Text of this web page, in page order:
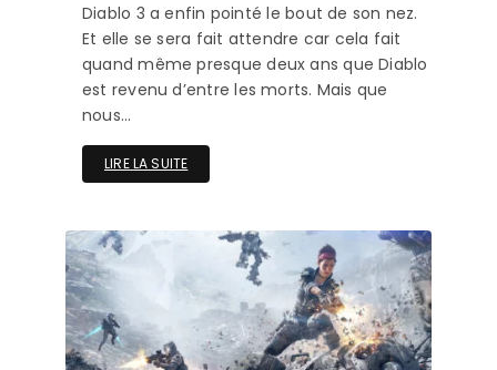
Diablo 3 a enfin pointé le bout de son nez.
Et elle se sera fait attendre car cela fait
quand même presque deux ans que Diablo
est revenu d’entre les morts. Mais que
nous…
LIRE LA SUITE